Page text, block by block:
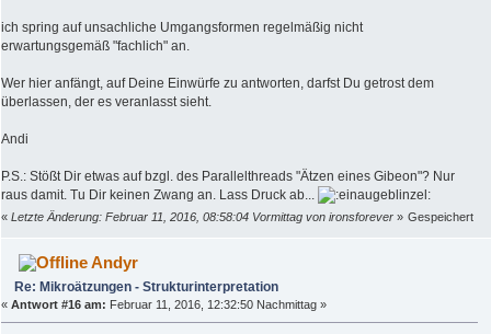
ich spring auf unsachliche Umgangsformen regelmäßig nicht
erwartungsgemäß "fachlich" an.
Wer hier anfängt, auf Deine Einwürfe zu antworten, darfst Du getrost dem
überlassen, der es veranlasst sieht.
Andi
P.S.: Stößt Dir etwas auf bzgl. des Parallelthreads "Ätzen eines Gibeon"? Nur
raus damit. Tu Dir keinen Zwang an. Lass Druck ab...
« Letzte Änderung: Februar 11, 2016, 08:58:04 Vormittag von ironsforever » Gespeichert
Andyr
Re: Mikroätzungen - Strukturinterpretation
« Antwort #16 am: Februar 11, 2016, 12:32:50 Nachmittag »